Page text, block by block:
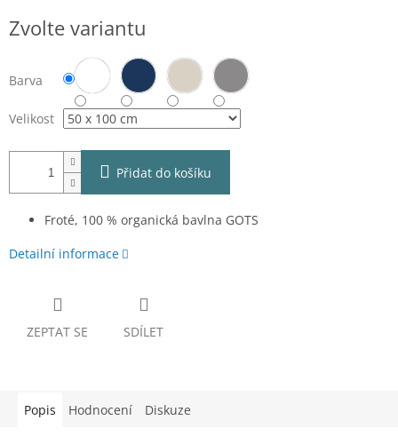
cena:
Zvolte variantu
Barva
Velikost
Přidat do košíku
Froté, 100 % organická bavlna GOTS
Detailní informace
ZEPTAT SE SDÍLET
Popis Hodnocení Diskuze